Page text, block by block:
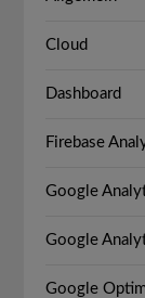
Cloud
Dashboard
Firebase
Google
Google
Google